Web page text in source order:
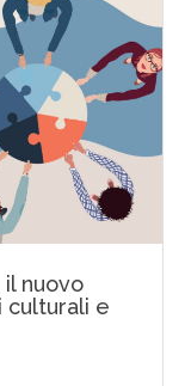
nuovo
culturali e